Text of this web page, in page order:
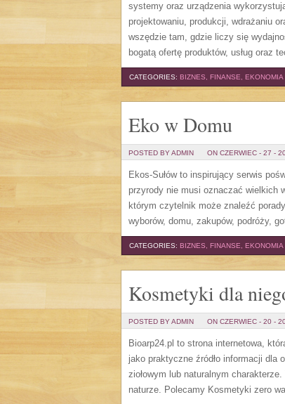
systemy oraz urządzenia
projektowaniu, produkcji, wdrażaniu
wszędzie tam, gdzie liczy się
bogatą ofertę produktów, usług oraz
CATEGORIES: BIZNES, FINANSE, EKONOMIA
Eko w Domu
POSTED BY ADMIN ON CZERWIEC - 27 -
Ekos-Sułów to inspirujący serwis
przyrody nie musi oznaczać wielkich
którym czytelnik może znaleźć
wyborów, domu, zakupów, podróży,
CATEGORIES: BIZNES, FINANSE, EKONOMIA
Kosmetyki dla
POSTED BY ADMIN ON CZERWIEC - 20 -
Bioarp24.pl to strona internetowa,
jako praktyczne źródło informacji
ziołowym lub naturalnym
naturze. Polecamy Kosmetyki zero